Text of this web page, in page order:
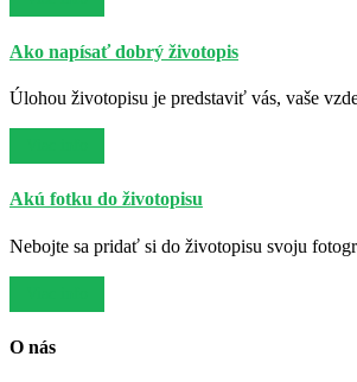
Ako napísať dobrý životopis
Úlohou životopisu je predstaviť vás, vaše
Akú fotku do životopisu
Nebojte sa pridať si do životopisu svoju
O nás